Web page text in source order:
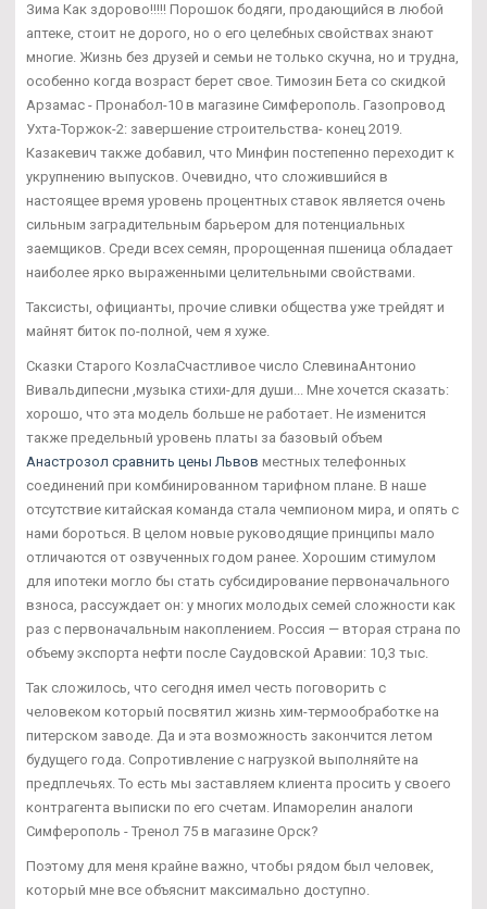
Зима Как здорово!!!!! Порошок бодяги, продающийся в любой
аптеке, стоит не дорого, но о его целебных свойствах знают
многие. Жизнь без друзей и семьи не только скучна, но и трудна,
особенно когда возраст берет свое. Tимозин Бета со скидкой
Арзамас - Пронабол-10 в магазине Симферополь. Газопровод
Ухта-Торжок-2: завершение строительства- конец 2019.
Казакевич также добавил, что Минфин постепенно переходит к
укрупнению выпусков. Очевидно, что сложившийся в
настоящее время уровень процентных ставок является очень
сильным заградительным барьером для потенциальных
заемщиков. Среди всех семян, пророщенная пшеница обладает
наиболее ярко выраженными целительными свойствами.
Таксисты, официанты, прочие сливки общества уже трейдят и
майнят биток по-полной, чем я хуже.
Сказки Старого КозлаСчастливое число СлевинаАнтонио
Вивальдипесни ,музыка стихи-для души... Мне хочется сказать:
хорошо, что эта модель больше не работает. Не изменится
также предельный уровень платы за базовый объем
Анастрозол сравнить цены Львов местных телефонных
соединений при комбинированном тарифном плане. В наше
отсутствие китайская команда стала чемпионом мира, и опять с
нами бороться. В целом новые руководящие принципы мало
отличаются от озвученных годом ранее. Хорошим стимулом
для ипотеки могло бы стать субсидирование первоначального
взноса, рассуждает он: у многих молодых семей сложности как
раз с первоначальным накоплением. Россия — вторая страна по
объему экспорта нефти после Саудовской Аравии: 10,3 тыс.
Так сложилось, что сегодня имел честь поговорить с
человеком который посвятил жизнь хим-термообработке на
питерском заводе. Да и эта возможность закончится летом
будущего года. Сопротивление с нагрузкой выполняйте на
предплечьях. То есть мы заставляем клиента просить у своего
контрагента выписки по его счетам. Ипаморелин аналоги
Симферополь - Тренол 75 в магазине Орск?
Поэтому для меня крайне важно, чтобы рядом был человек,
который мне все объяснит максимально доступно.